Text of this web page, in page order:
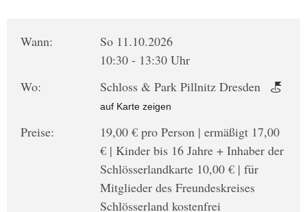
Wann:
So 11.10.2026
10:30 - 13:30 Uhr
Wo:
Schloss & Park Pillnitz Dresden
auf Karte zeigen
Preise:
19,00 € pro Person | ermäßigt 17,00
€ | Kinder bis 16 Jahre + Inhaber der
Schlösserlandkarte 10,00 € | für
Mitglieder des Freundeskreises
Schlösserland kostenfrei